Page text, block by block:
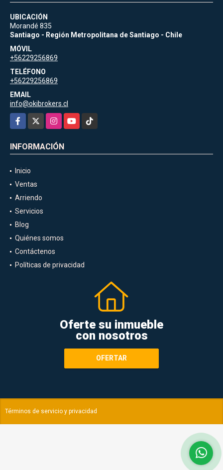
UBICACIÓN
Morandé 835
Santiago - Región Metropolitana de Santiago - Chile
MÓVIL
+56229256869
TELÉFONO
+56229256869
EMAIL
info@okibrokers.cl
Facebook
InstagramYouTubeTikTok
INFORMACIÓN
Inicio
Ventas
Arriendo
Servicios
Blog
Quiénes somos
Contáctenos
Políticas de privacidad
Oferte su inmueble
con nosotros
OFERTAR
Términos de servicio y privacidad